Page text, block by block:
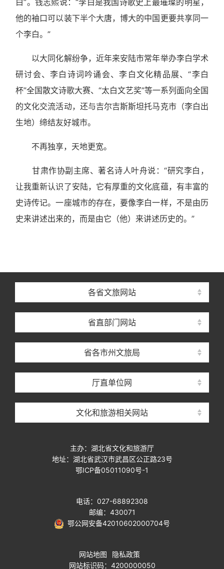
白”。钱志熙说：“李白是我国诗歌史上最璀璨的明星，
他的袖口可以装下半个大唐，博大的中国更要共享同一
个李白。”
以大同化解纷争，近年来安陆市常年举办李白学术
研讨会、李白诗词吟诵会、李白文化精品展、“李白
杯”全国散文诗歌大赛、“太白文艺奖”等一系列面向全国
的文化交流活动，还与吉尔吉斯斯坦托马克市（李白出
生地）缔结友好城市。
不再独享，天地更宽。
甘肃作协副主席、著名诗人叶舟说：“研究李白，
让我重新认识了安陆，它有厚重的文化底蕴，有丰富的
史诗传记。一座城市的存在，要像李白一样，不是由历
史来讲述出来的，而是由它（他）来讲述历史的。”
各省文旅网站
省直部门网站
省各市州文旅局
厅直单位网
文化和旅游相关网站
主办：湖北省文化和旅游厅
地址：湖北省武汉市武昌区公正路23号
鄂ICP备05011090号-1
电话：027-68892308
邮编：430071
鄂公网安备42010602000704号
网站地图
隐私政策
网站标识码：4200000050